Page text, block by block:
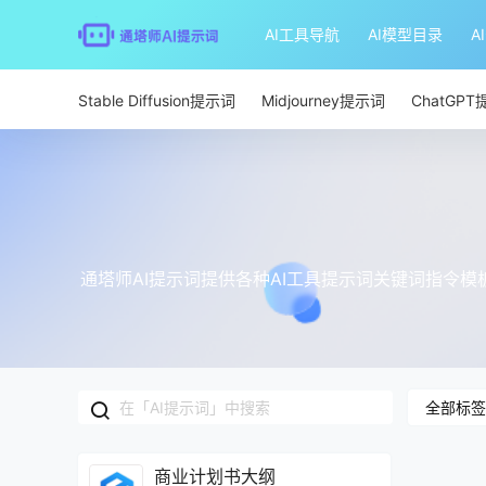
AI工具导航 AI模型目录
Stable Diffusion提示词 Midjourney提示词 ChatGPT
通塔师AI提示词提供各种AI工具提示词关键词指令
全部标签
商业计划书大纲